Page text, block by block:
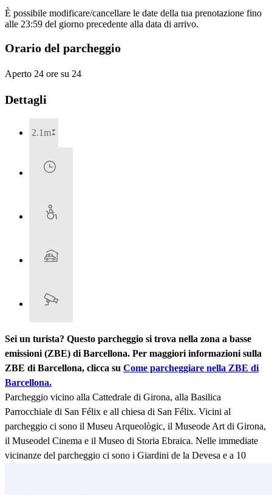
È possibile modificare/cancellare le date della tua prenotazione fino
alle 23:59 del giorno precedente alla data di arrivo.
Orario del parcheggio
Aperto 24 ore su 24
Dettagli
2.1m
Sei un turista? Questo parcheggio si trova nella zona a basse
emissioni (ZBE) di Barcellona. Per maggiori informazioni sulla
ZBE di Barcellona, clicca su Come parcheggiare nella ZBE di
Barcellona.
Parcheggio vicino alla Cattedrale di Girona, alla Basilica
Parrocchiale di San Félix e all chiesa di San Félix. Vicini al
parcheggio ci sono il Museu Arqueològic, il Museode Art di Girona,
il Museodel Cinema e il Museo di Storia Ebraica. Nelle immediate
vicinanze del parcheggio ci sono i Giardini de la Devesa e a 10